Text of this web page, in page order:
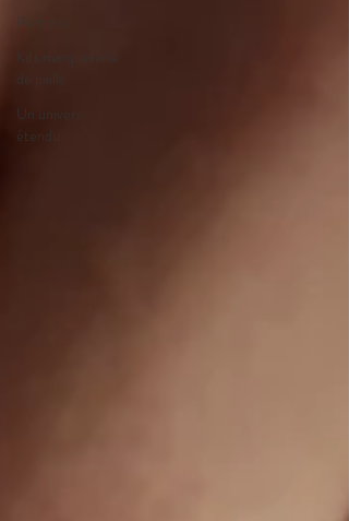
Kits marqueterie
Un univers
étendu